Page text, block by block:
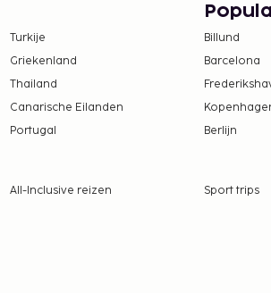
aan ons heeft
niet
Turkije
Griekenland
Thailand
Canarische Eilanden
Portugal
Billund
Barcelona
Berlijn
All-Inclusive reizen Sport trips